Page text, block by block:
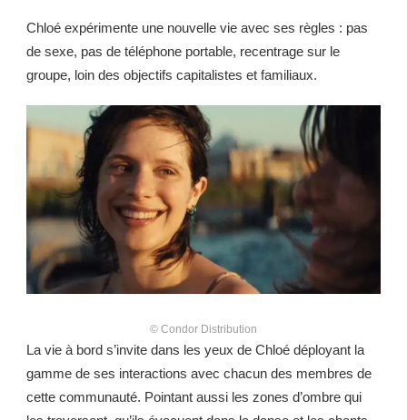
Chloé expérimente une nouvelle vie avec ses règles : pas
de sexe, pas de téléphone portable, recentrage sur le
groupe, loin des objectifs capitalistes et familiaux.
© Condor Distribution
La vie à bord s’invite dans les yeux de Chloé déployant la
gamme de ses interactions avec chacun des membres de
cette communauté. Pointant aussi les zones d’ombre qui